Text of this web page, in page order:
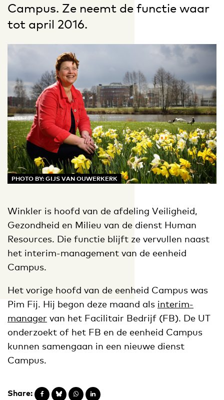
Campus. Ze neemt de functie waar
tot april 2016.
PHOTO BY: GIJS VAN OUWERKERK
Winkler is hoofd van de afdeling Veiligheid,
Gezondheid en Milieu van de dienst Human
Resources. Die functie blijft ze vervullen naast
het interim-management van de eenheid
Campus.
Het vorige hoofd van de eenheid Campus was
Pim Fij. Hij begon deze maand als interim-
manager van het Facilitair Bedrijf (FB). De UT
onderzoekt of het FB en de eenheid Campus
kunnen samengaan in een nieuwe dienst
Campus.
Share: